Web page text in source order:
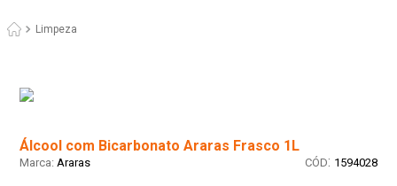
Limpeza
Álcool com Bicarbonato Araras Frasco 1L
Araras : 1594028